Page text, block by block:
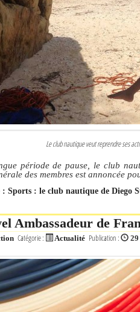
Le club nautique veut reprendre ses
période de pause, le club
des membres est annoncée
Sports : le club nautique de Diego
Ambassadeur de
Catégorie : Actualité Publication :